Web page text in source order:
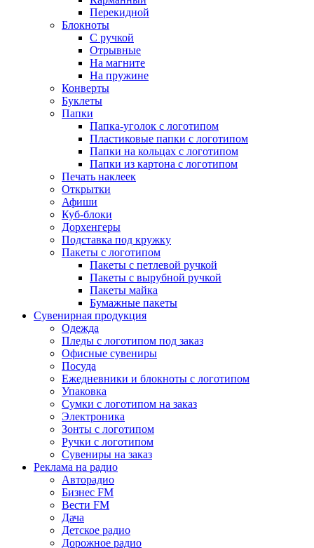
Перекидной
Блокноты
С ручкой
Отрывные
На магните
На пружине
Конверты
Буклеты
Папки
Папка-уголок с логотипом
Пластиковые папки с логотипом
Папки на кольцах с логотипом
Папки из картона с логотипом
Печать наклеек
Открытки
Афиши
Куб-блоки
Дорхенгеры
Подставка под кружку
Пакеты с логотипом
Пакеты с петлевой ручкой
Пакеты с вырубной ручкой
Пакеты майка
Бумажные пакеты
Сувенирная продукция
Одежда
Пледы с логотипом под заказ
Офисные сувениры
Посуда
Ежедневники и блокноты с логотипом
Упаковка
Сумки с логотипом на заказ
Электроника
Зонты с логотипом
Ручки с логотипом
Сувениры на заказ
Реклама на радио
Авторадио
Бизнес FM
Вести FM
Дача
Детское радио
Дорожное радио